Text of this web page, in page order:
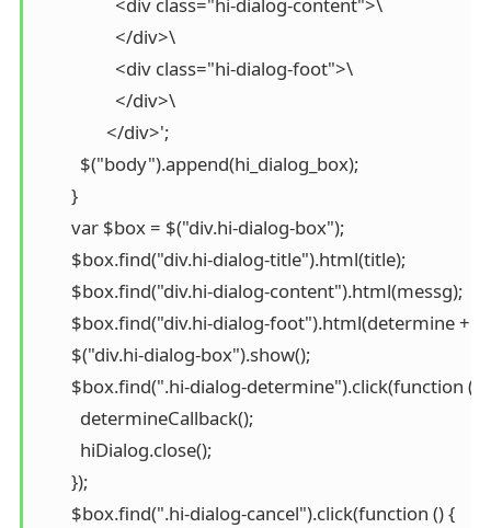
                  <div class="hi-dialog-content">\
                  </div>\
                  <div class="hi-dialog-foot">\
                  </div>\
                </div>';
          $("body").append(hi_dialog_box);
        }
        var $box = $("div.hi-dialog-box");
        $box.find("div.hi-dialog-title").html(title);
        $box.find("div.hi-dialog-content").html(messg);
$box.find("div.hi-dialog-foot").html(determine +
        $("div.hi-dialog-box").show();
        $box.find(".hi-dialog-determine").click(function () {
          determineCallback();
          hiDialog.close();
        });
        $box.find(".hi-dialog-cancel").click(function () {